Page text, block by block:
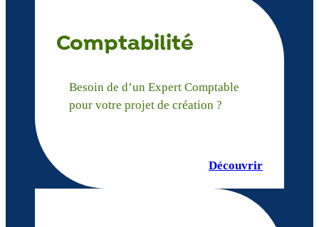
Comptabilité
Besoin de d’un Expert Comptable
pour votre projet de création ?
Découvrir